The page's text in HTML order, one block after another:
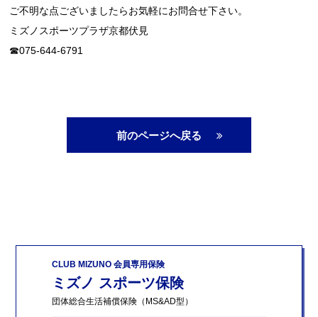
ご不明な点ございましたらお気軽にお問合せ下さい。
ミズノスポーツプラザ京都伏見
☎075-644-6791
前のページへ戻る
CLUB MIZUNO 会員専用保険
ミズノ スポーツ保険
団体総合生活補償保険（MS&AD型）